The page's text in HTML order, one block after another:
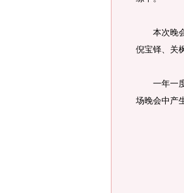
本次晚会
倪宝铎、关
一年一度
场晚会中产